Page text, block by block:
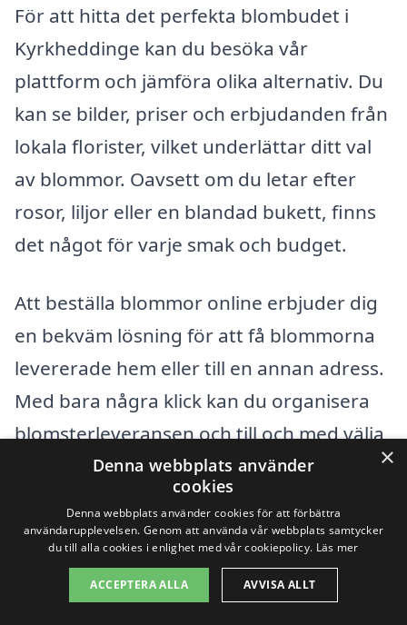
För att hitta det perfekta blombudet i
Kyrkheddinge kan du besöka vår
plattform och jämföra olika alternativ. Du
kan se bilder, priser och erbjudanden från
lokala florister, vilket underlättar ditt val
av blommor. Oavsett om du letar efter
rosor, liljor eller en blandad bukett, finns
det något för varje smak och budget.
Att beställa blommor online erbjuder dig
en bekväm lösning för att få blommorna
levererade hem eller till en annan adress.
Med bara några klick kan du organisera
blomsterleveransen och till och med välja
leveransdatum. Du behöver inte oroa dig
för logistiken, då blombuden ser till att
blommorna kommer fram fräscha och i
×
Denna webbplats använder
cookies
Denna webbplats använder cookies för att förbättra
användarupplevelsen. Genom att använda vår webbplats samtycker
du till alla cookies i enlighet med vår cookiepolicy. Läs mer
ACCEPTERA ALLA AVVISA ALLT